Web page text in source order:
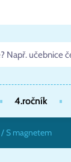
4.ročník
/ S magnetem